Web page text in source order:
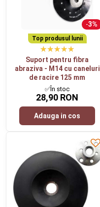
3%
Top produsul lunii
Suport pentru fibra
abraziva - M14 cu caneluri
de racire 125 mm
✅În stoc
28,90 RON
Adauga in cos